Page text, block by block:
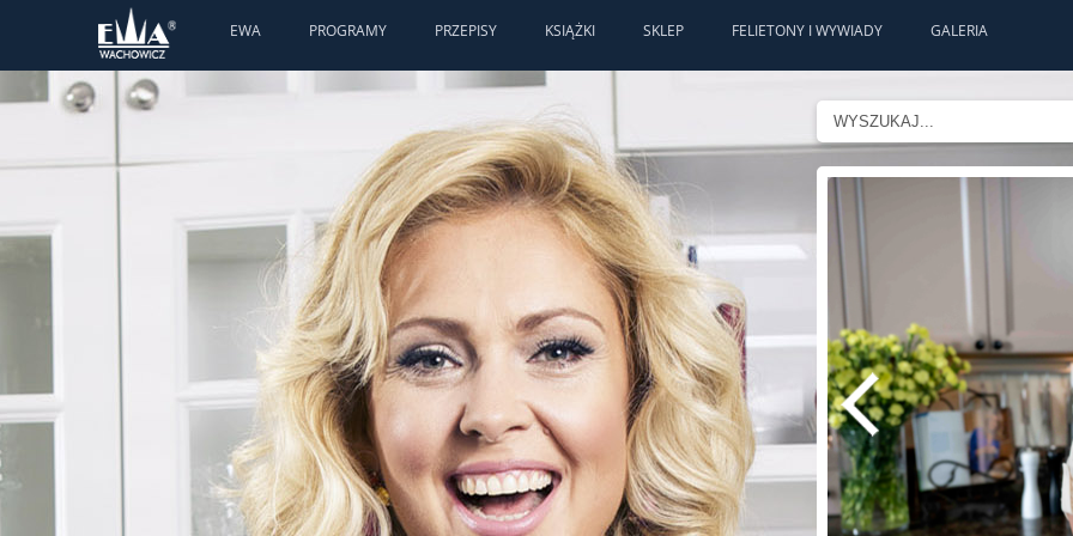
EWA PROGRAMY PRZEPISY KSIĄŻKI SKLEP FELIETONY I WYWIADY GALERIA